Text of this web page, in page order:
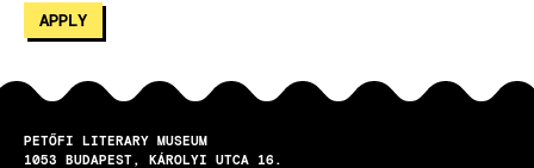
PETŐFI LITERARY MUSEUM
1053
BUDAPEST
KÁROLYI UTCA 16.